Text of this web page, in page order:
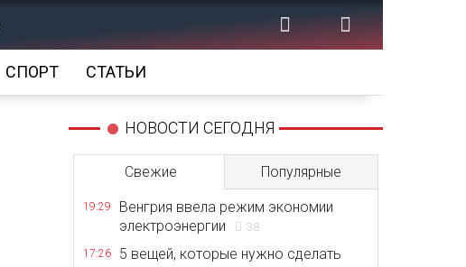
СПОРТ СТАТЬИ
НОВОСТИ СЕГОДНЯ
Свежие Популярные
19:29
Венгрия ввела режим экономии
электроэнергии
38
17:26
5 вещей, которые нужно сделать